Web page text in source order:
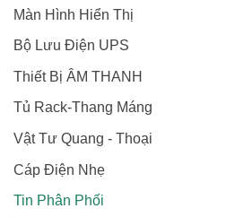
Màn Hình Hiển Thị
Bộ Lưu Điện UPS
Thiết Bị ÂM THANH
Tủ Rack-Thang Máng
Vật Tư Quang - Thoại
Cáp Điện Nhẹ
Tin Phân Phối